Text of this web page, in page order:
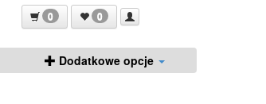
0 0
Dodatkowe opcje